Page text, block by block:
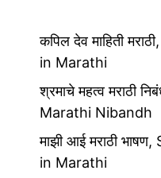
कपिल देव माहिती
in Marathi
श्रमाचे महत्व मराठी
Marathi Nibandh
माझी आई मराठी
in Marathi